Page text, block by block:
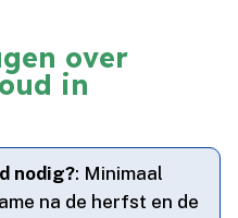
over
in
nodig?: Minimaal
na de herfst en de